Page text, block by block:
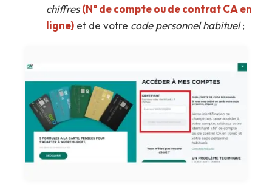
chiffres (N° de compte ou de contrat CA en
ligne) et de votre code personnel habituel;